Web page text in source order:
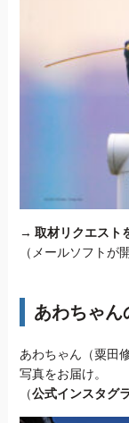
→ 取材リクエスト
（メールソフトが
あわちゃん
あわちゃん（粟田
写真をお届け。
（公式インスタグ